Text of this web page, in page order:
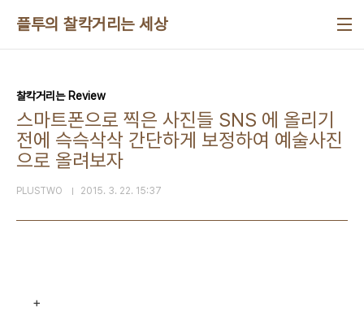
플투의 찰칵거리는 세상
찰칵거리는 Review
스마트폰으로 찍은 사진들 SNS 에 올리기
전에 슥슥삭삭 간단하게 보정하여 예술사진
으로 올려보자
PLUSTWO 2015. 3. 22. 15:37
+